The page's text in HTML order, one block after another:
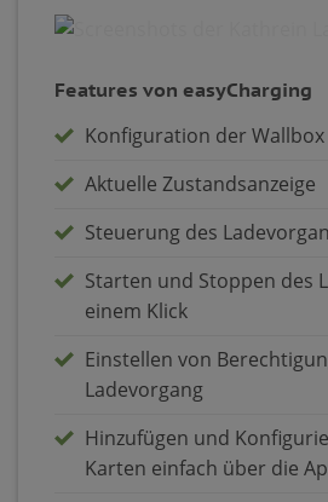
Features von easyCharging
Konfiguration der Wallbox
Aktuelle Zustandsanzeige
Steuerung des
Starten und Stoppen des
einem Klick
Einstellen von
Ladevorgang
Hinzufügen und
Karten einfach über die